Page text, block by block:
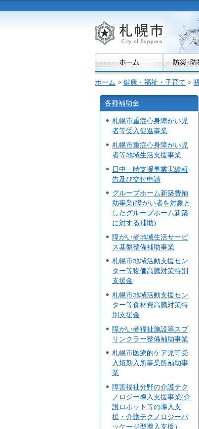
札幌市
ホーム > 健康・福祉・子育て >
各種補助金
札幌市重症心身障がい児
者等受入促進事業
札幌市重症心身障がい児
者等地域生活支援事業
日中一時支援事業実績報
告及び交付申請
グループホーム新築費補
助事業(障がい者を対象と
したグループホーム新築
に対する補助)
障がい者地域生活サービ
ス基盤整備補助事業
札幌市地域活動支援セン
ター等物価高騰対策特別
支援金
札幌市地域活動支援セン
ター等食材費高騰対策特
別支援金
障がい者福祉施設等スプ
リンクラー整備補助事業
札幌市医療的ケア児等受
入短期入所事業所補助事
業
障害福祉分野の介護テク
ノロジー導入支援事業(介
護ロボット等の導入支
援・介護テクノロジーパ
ッケージ型導入支援）